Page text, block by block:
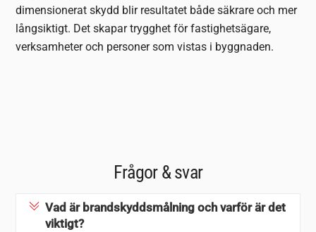
dimensionerat skydd blir resultatet både säkrare och mer
långsiktigt. Det skapar trygghet för fastighetsägare,
verksamheter och personer som vistas i byggnaden.
Frågor & svar
Vad är brandskyddsmålning och varför är det
viktigt?